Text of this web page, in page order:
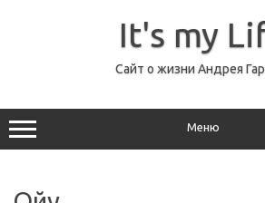
It's my
Сайт о жизни Андрея
Меню